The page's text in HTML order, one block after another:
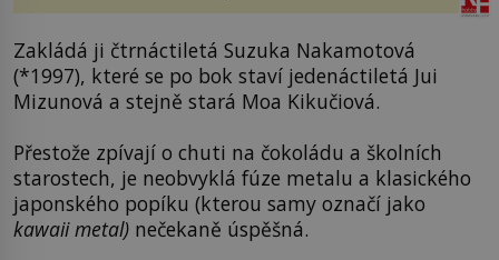
Zakládá ji čtrnáctiletá Suzuka Nakamotová
(*1997), které se po bok staví jedenáctiletá Jui
Mizunová a stejně stará Moa Kikučiová.
Přestože zpívají o chuti na čokoládu a školních
starostech, je neobvyklá fúze metalu a klasického
japonského popíku (kterou samy označí jako
kawaii metal) nečekaně úspěšná.